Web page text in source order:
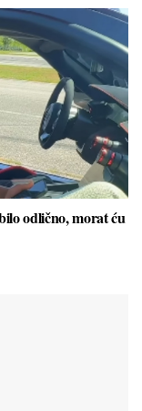
odlično, morat ću